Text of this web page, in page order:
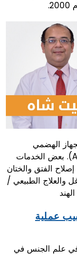
الهضمي
(IAGES) ورابطة الجراحين في الهند (ASI). بعض الخدمات
الفتق والختان
والعلاج الطبيعي /
عملية
علم الجنس في